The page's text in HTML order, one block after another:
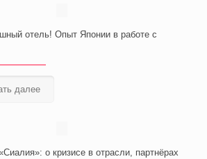
отель! Опыт Японии в работе с
далее
о кризисе в отрасли, партнёрах